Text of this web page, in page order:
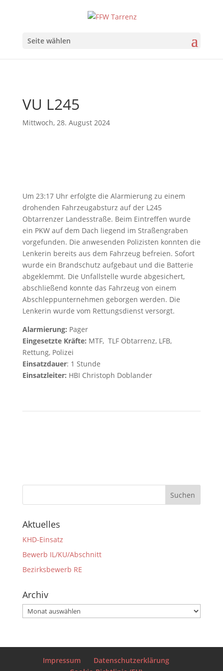
Seite wählen
VU L245
Mittwoch, 28. August 2024
Um 23:17 Uhr erfolgte die Alarmierung zu einem
drohenden Fahrzeugabsturz auf der L245
Obtarrenzer Landesstraße. Beim Eintreffen wurde
ein PKW auf dem Dach liegend im Straßengraben
vorgefunden. Die anwesenden Polizisten konnten die
Lenkerin bereits aus dem Fahrzeug befreien. Sofort
wurde ein Brandschutz aufgebaut und die Batterie
abgeklemmt. Die Unfallstelle wurde abgesichert,
abschließend konnte das Fahrzeug von einem
Abschleppunternehmen geborgen werden. Die
Lenkerin wurde vom Rettungsdienst versorgt.
Alarmierung: Pager
Eingesetzte Kräfte: MTF, TLF Obtarrenz, LFB,
Rettung, Polizei
Einsatzdauer: 1 Stunde
Einsatzleiter: HBI Christoph Doblander
Aktuelles
KHD-Einsatz
Bewerb IL/KU/Abschnitt
Bezirksbewerb RE
Archiv
Archiv
Impressum
Datenschutzerklärung